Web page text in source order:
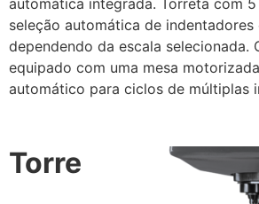
automática integrada. Torreta com
seleção automática de
dependendo da escala selecionada.
equipado com uma mesa
automático para ciclos de múltiplas
Torre